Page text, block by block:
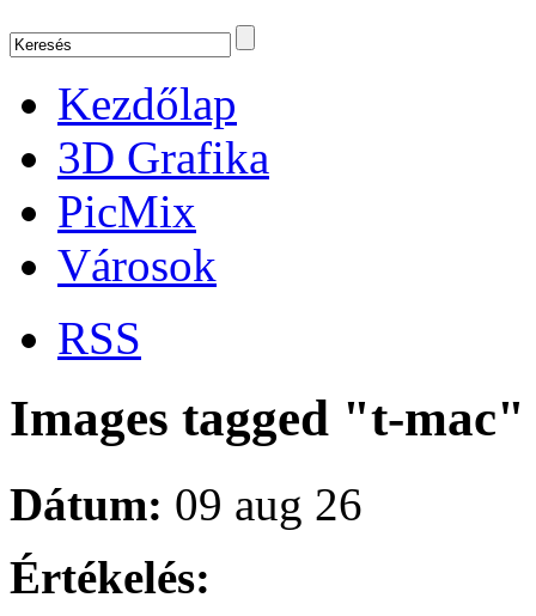
Kezdőlap
3D Grafika
PicMix
Városok
RSS
Images tagged "t-mac"
Dátum: 09 aug 26
Értékelés: